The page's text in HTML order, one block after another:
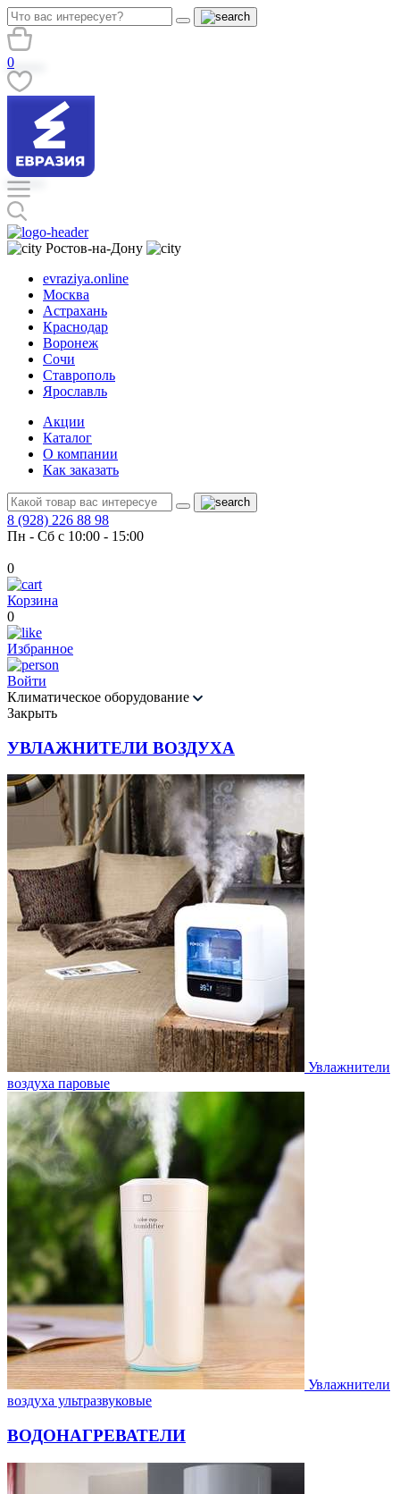
0
Ростов-на-Дону
evraziya.online
Москва
Астрахань
Краснодар
Воронеж
Сочи
Ставрополь
Ярославль
Акции
Каталог
О компании
Как заказать
8 (928) 226 88 98
Пн - Сб с 10:00 - 15:00
0
Корзина
0
Избранное
Войти
Климатическое оборудование
Закрыть
УВЛАЖНИТЕЛИ ВОЗДУХА
Увлажнители
воздуха паровые
Увлажнители
воздуха ультразвуковые
ВОДОНАГРЕВАТЕЛИ